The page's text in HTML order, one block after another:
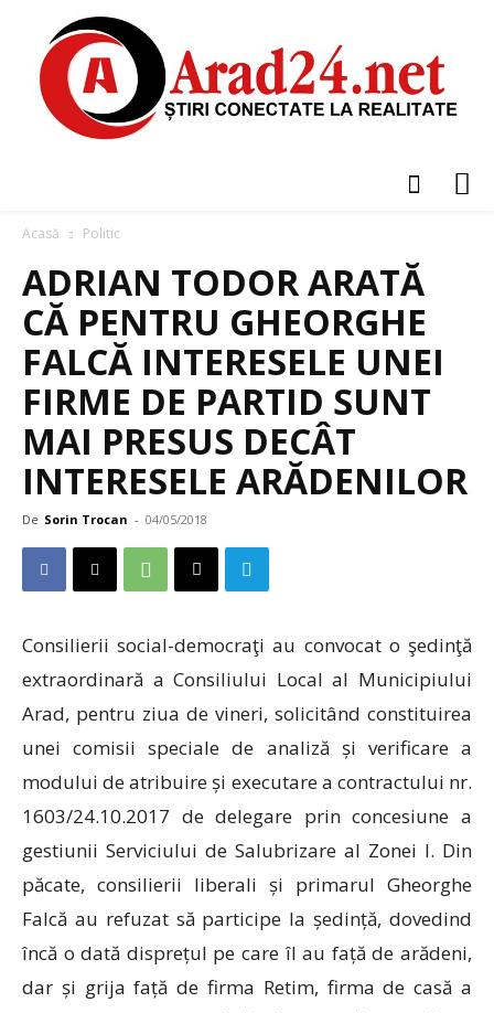
Acasă Politic
ADRIAN TODOR ARATĂ
CĂ PENTRU GHEORGHE
FALCĂ INTERESELE UNEI
FIRME DE PARTID SUNT
MAI PRESUS DECÂT
INTERESELE ARĂDENILOR
De Sorin Trocan - 04/05/2018
Consilierii social-democraţi au convocat o şedinţă
extraordinară a Consiliului Local al Municipiului
Arad, pentru ziua de vineri, solicitând constituirea
unei comisii speciale de analiză și verificare a
modului de atribuire și executare a contractului nr.
1603/24.10.2017 de delegare prin concesiune a
gestiunii Serviciului de Salubrizare al Zonei I. Din
păcate, consilierii liberali și primarul Gheorghe
Falcă au refuzat să participe la ședință, dovedind
încă o dată disprețul pe care îl au față de arădeni,
dar și grija față de firma Retim, firma de casă a